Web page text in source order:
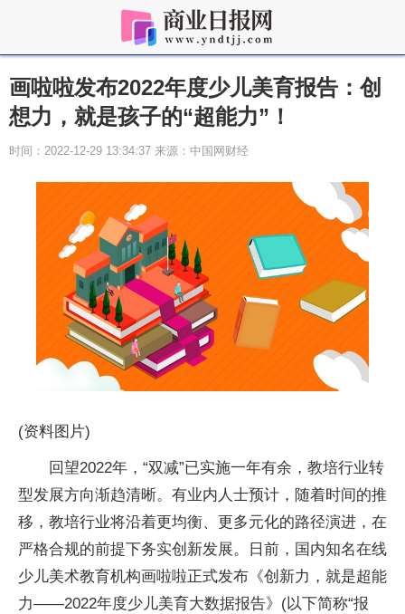
画啦啦发布2022年度少儿美育报告：创
想力，就是孩子的“超能力”！
时间：2022-12-29 13:34:37 来源：中国网财经
(资料图片)
回望2022年，“双减”已实施一年有余，教培行业转
型发展方向渐趋清晰。有业内人士预计，随着时间的推
移，教培行业将沿着更均衡、更多元化的路径演进，在
严格合规的前提下务实创新发展。日前，国内知名在线
少儿美术教育机构画啦啦正式发布《创新力，就是超能
力——2022年度少儿美育大数据报告》(以下简称“报